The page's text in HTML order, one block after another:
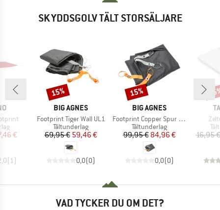
SKYDDSGOLV TÄLT STORSÄLJARE
pris
€
(1)
VARUMÄRKE
BIG AGNES
Produkter
Footprint Tiger Wall UL1
Produktgrupp
Tältunderlag
Pris
69,95 €Reducerat pris
59,46 €
0,0(0)
Rabatt
15%
VARUMÄRKE
BIG AGNES
Produkter
Footprint Copper Spur UL2 Bikepack
Produktgrupp
Tältunderlag
Pris
99,95 €Reducerat pris
84,96 €
0,0(0)
Rabatt
15%
16,95 €
VAD TYCKER DU OM DET?